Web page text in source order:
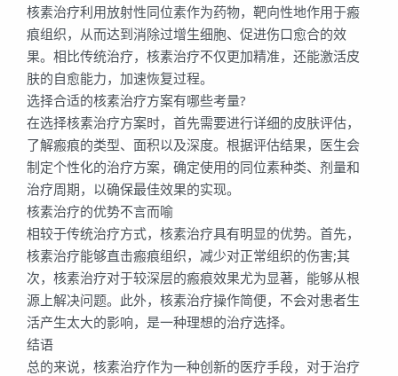
核素治疗利用放射性同位素作为药物，靶向性地作用于瘢
痕组织，从而达到消除过增生细胞、促进伤口愈合的效
果。相比传统治疗，核素治疗不仅更加精准，还能激活皮
肤的自愈能力，加速恢复过程。
选择合适的核素治疗方案有哪些考量?
在选择核素治疗方案时，首先需要进行详细的皮肤评估，
了解瘢痕的类型、面积以及深度。根据评估结果，医生会
制定个性化的治疗方案，确定使用的同位素种类、剂量和
治疗周期，以确保最佳效果的实现。
核素治疗的优势不言而喻
相较于传统治疗方式，核素治疗具有明显的优势。首先，
核素治疗能够直击瘢痕组织，减少对正常组织的伤害;其
次，核素治疗对于较深层的瘢痕效果尤为显著，能够从根
源上解决问题。此外，核素治疗操作简便，不会对患者生
活产生太大的影响，是一种理想的治疗选择。
结语
总的来说，核素治疗作为一种创新的医疗手段，对于治疗